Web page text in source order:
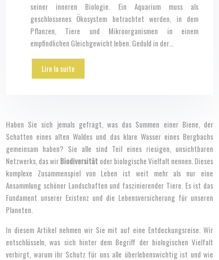
seiner inneren Biologie. Ein Aquarium muss als
geschlossenes Ökosystem betrachtet werden, in dem
Pflanzen, Tiere und Mikroorganismen in einem
empfindlichen Gleichgewicht leben. Geduld in der…
Lire la suite
Haben Sie sich jemals gefragt, was das Summen einer Biene, der
Schatten eines alten Waldes und das klare Wasser eines Bergbachs
gemeinsam haben? Sie alle sind Teil eines riesigen, unsichtbaren
Netzwerks, das wirBiodiversität oder biologische Vielfalt nennen. Dieses
komplexe Zusammenspiel von Leben ist weit mehr als nur eine
Ansammlung schöner Landschaften und faszinierender Tiere. Es ist das
Fundament unserer Existenz und die Lebensversicherung für unseren
Planeten.
In diesem Artikel nehmen wir Sie mit auf eine Entdeckungsreise. Wir
entschlüsseln, was sich hinter dem Begriff der biologischen Vielfalt
verbirgt, warum ihr Schutz für uns alle überlebenswichtig ist und wie